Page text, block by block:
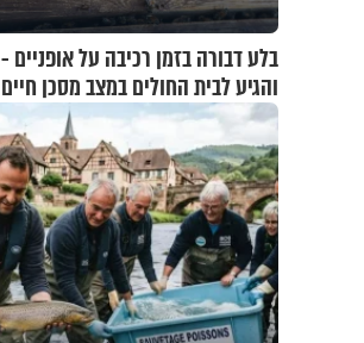
בלע דבורה בזמן רכיבה על אופניים -
והגיע לבית החולים במצב מסכן חיים